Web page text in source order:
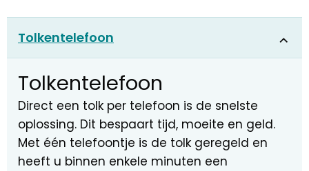
Tolkentelefoon
Tolkentelefoon
Direct een tolk per telefoon is de snelste
oplossing. Dit bespaart tijd, moeite en geld.
Met één telefoontje is de tolk geregeld en
heeft u binnen enkele minuten een